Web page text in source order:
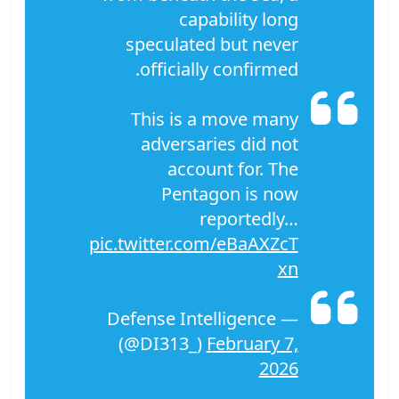
capability long
speculated but never
officially confirmed.
This is a move many
adversaries did not
account for. The
Pentagon is now
reportedly…
pic.twitter.com/eBaAXZcT
xn
— Defense Intelligence
(@DI313_) February 7,
2026